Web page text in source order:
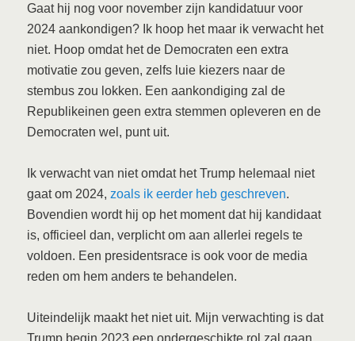
Gaat hij nog voor november zijn kandidatuur voor
2024 aankondigen? Ik hoop het maar ik verwacht het
niet. Hoop omdat het de Democraten een extra
motivatie zou geven, zelfs luie kiezers naar de
stembus zou lokken. Een aankondiging zal de
Republikeinen geen extra stemmen opleveren en de
Democraten wel, punt uit.
Ik verwacht van niet omdat het Trump helemaal niet
gaat om 2024,zoals ik eerder heb geschreven.
Bovendien wordt hij op het moment dat hij kandidaat
is, officieel dan, verplicht om aan allerlei regels te
voldoen. Een presidentsrace is ook voor de media
reden om hem anders te behandelen.
Uiteindelijk maakt het niet uit. Mijn verwachting is dat
Trump begin 2023 een ondergeschikte rol zal gaan